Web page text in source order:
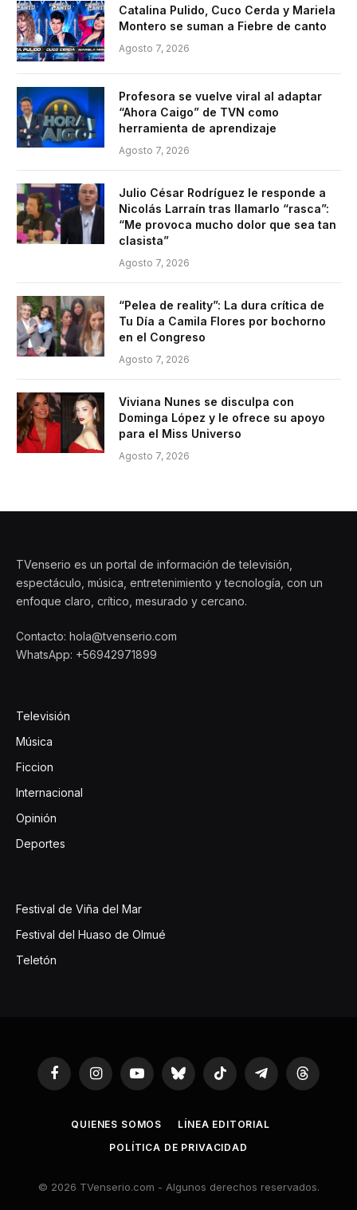
Catalina Pulido, Cuco Cerda y Mariela
Montero se suman a Fiebre de canto
Agosto 7, 2026
Profesora se vuelve viral al adaptar
“Ahora Caigo” de TVN como
herramienta de aprendizaje
Agosto 7, 2026
Julio César Rodríguez le responde a
Nicolás Larraín tras llamarlo “rasca”:
“Me provoca mucho dolor que sea tan
clasista”
Agosto 7, 2026
“Pelea de reality”: La dura crítica de
Tu Día a Camila Flores por bochorno
en el Congreso
Agosto 7, 2026
Viviana Nunes se disculpa con
Dominga López y le ofrece su apoyo
para el Miss Universo
Agosto 7, 2026
TVenserio es un portal de información de televisión,
espectáculo, música, entretenimiento y tecnología, con un
enfoque claro, crítico, mesurado y cercano.
Contacto: hola@tvenserio.com
WhatsApp: +56942971899
Televisión
Música
Ficcion
Internacional
Opinión
Deportes
Festival de Viña del Mar
Festival del Huaso de Olmué
Teletón
FacebookInstagramYouTubeBluesky TikTok TelegramThreads
QUIENES SOMOS
LÍNEA EDITORIAL
POLÍTICA DE PRIVACIDAD
© 2026 TVenserio.com - Algunos derechos reservados.